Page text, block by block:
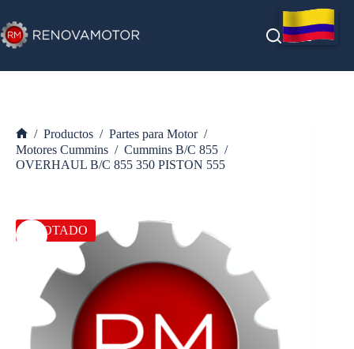
al
contenido
Inicio
/ Productos / Partes para Motor /
Motores Cummins / Cummins B/C 855 /
OVERHAUL B/C 855 350 PISTON 555
AGOTADO